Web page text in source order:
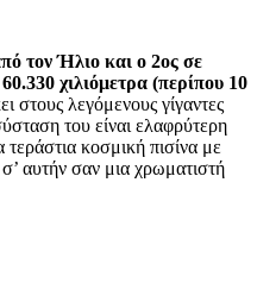
τον Ήλιο και ο 2ος σε
60.330 χιλιόμετρα (περίπου 10
στους λεγόμενους γίγαντες
του είναι ελαφρύτερη
κοσμική πισίνα με
αυτήν σαν μια χρωματιστή